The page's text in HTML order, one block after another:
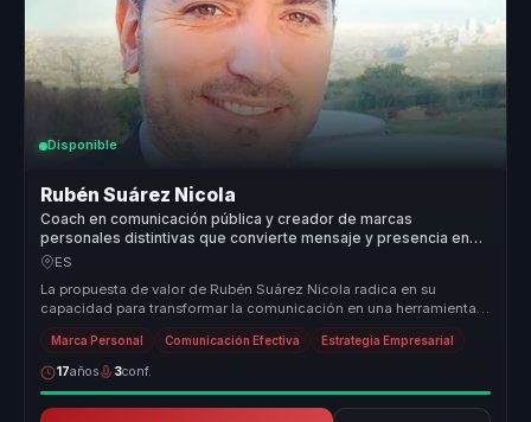
Disponible
Rubén Suárez Nicola
Coach en comunicación pública y creador de marcas
personales distintivas que convierte mensaje y presencia en
autoridad para líderes y portavoces.
ES
La propuesta de valor de Rubén Suárez Nicola radica en su
capacidad para transformar la comunicación en una herramienta
de liderazgo efec...
Marca Personal Comunicación Efectiva Estrategia Empresarial
17años 3conf.